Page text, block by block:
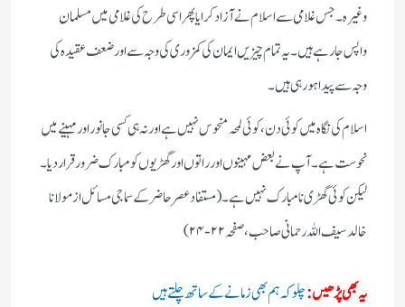
وغیرہ ۔جس غلامی سے اسلام نے آزاد کرایا پھر اسی طرح کی غلامی میں مسلمان
واپس جارہے ہیں۔ یہ تمام چیزیں ایمان کی کمزوری کی وجہ سے اور ضعف عقیدہ کی
وجہ سے پیدا ہورہی ہیں۔
اسلام کی نگاہ میں کوئی دن، کوئی لمحہ منحوس نہیں ہے اور نہ ہی کسی جانور اور مہینے میں
نحوست ہے۔ آپ نے بعض مہینوں اور راتوں اور گھڑیوں کو مبارک ضرور قرار دیا ۔
لیکن کوئی گھڑی نامبارک نہیں ہے۔ (مستفاد عصر حاضر کے سماجی مسائل از مولانا
خالد سیف اللہ رحمانی صاحب، صفحہ ۲۲- ۲۴)
یہ بھی پڑھیں:چلو کہ ہم بھی زمانے کے ساتھ چلتے ہیں